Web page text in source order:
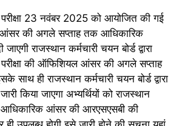
23 नवंबर 2025 को आयोजित की गई
की अगले सप्ताह तक आधिकारिक
राजस्थान कर्मचारी चयन बोर्ड द्वारा
की ऑफिशियल आंसर की अगले सप्ताह
साथ ही राजस्थान कर्मचारी चयन बोर्ड द्वारा
किया जाएगा अभ्यर्थियों को राजस्थान
आधिकारिक आंसर की आरएसएसबी की